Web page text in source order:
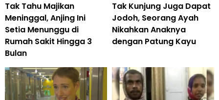
Tak Tahu Majikan
Meninggal, Anjing Ini
Setia Menunggu di
Rumah Sakit Hingga 3
Bulan
Tak Kunjung Juga Dapat
Jodoh, Seorang Ayah
Nikahkan Anaknya
dengan Patung Kayu